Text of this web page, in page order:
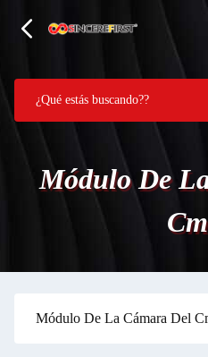
Módulo De
Módulo De La Cámara Del